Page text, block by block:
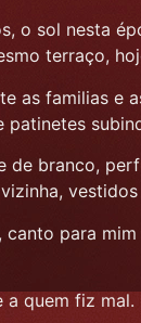
o sol nesta
terraço,
as familias e
patinetes
de branco,
canto para
a quem fiz